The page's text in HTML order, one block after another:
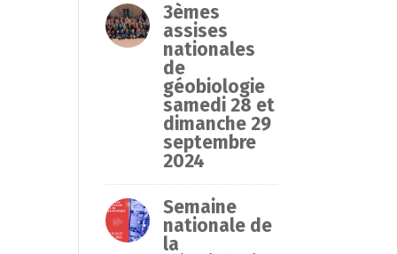
3èmes
assises
nationales
de
géobiologie
samedi 28 et
dimanche 29
septembre
2024
Semaine
nationale de
la